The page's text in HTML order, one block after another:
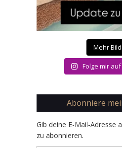
Mehr
Folge mir
Abonniere
Gib deine E-Mail-Adresse
zu abonnieren.